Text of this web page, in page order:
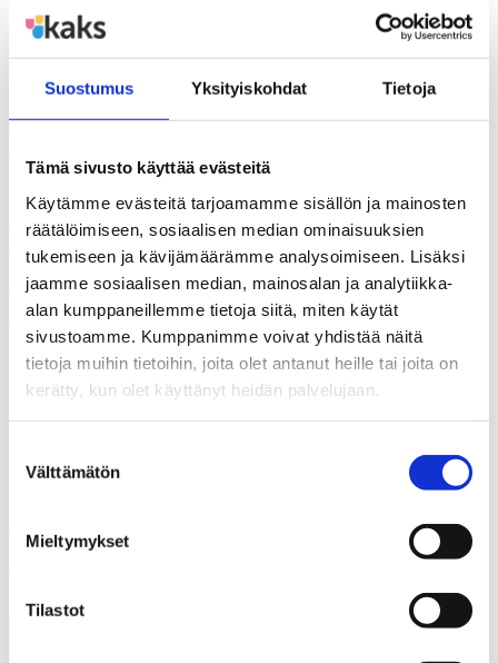
Suostumus Yksityiskohdat Tietoja
Tämä sivusto käyttää evästeitä
Käytämme evästeitä tarjoamamme sisällön ja mainosten
räätälöimiseen, sosiaalisen median ominaisuuksien
tukemiseen ja kävijämäärämme analysoimiseen. Lisäksi
jaamme sosiaalisen median, mainosalan ja analytiikka-
alan kumppaneillemme tietoja siitä, miten käytät
sivustoamme. Kumppanimme voivat yhdistää näitä
tietoja muihin tietoihin, joita olet antanut heille tai joita on
kerätty, kun olet käyttänyt heidän palvelujaan.
valinta
Välttämätön
Mieltymykset
Tilastot
Kunnat ovat tärkeitä
hyvinvointipalveluiden tarjoajia
Käyttötalouden tuloillaan ja menoillaan kunnat voivat osaltaan
vaikuttaa väestökehitykseen kohdistamalla toimintansa oikein
hyvinvointialuemalliin, joka pitkälti perustuu nykyiseen
maakuntajakoon.
Tutkimustulokset osoittavat, miten erilaisissa tilanteissa maakunnat
ovat huoltosuhteiden ja niihin liittyvien käyttötalouden
riippuvuuksien osalta. Huoltosuhteiden korjaamisen ”yleislääkkeet”
eivät sovellu kaikille maakunnille samanlaisina, vaan asia vaatii
yksilöllisiä ja räätälöityjä ratkaisuja. Tämä tulisi ottaa huomioon
hyvinvointialueiden rahoituksessa. Tutkimuksessa kehitetty malli
tukee tietopohjaisten kuntien ja hyvinvointialueiden rahoitusmallien
kehittämistä.
Jaa artikkeli
Share on Facebook
Kaikki